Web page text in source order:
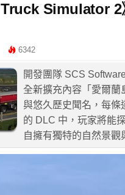
Truck Simulator
6342
開發團隊 SCS
全新擴充內容「愛爾蘭
與悠久歷史聞名，每條
的 DLC 中，玩家將能
自擁有獨特的自然景觀